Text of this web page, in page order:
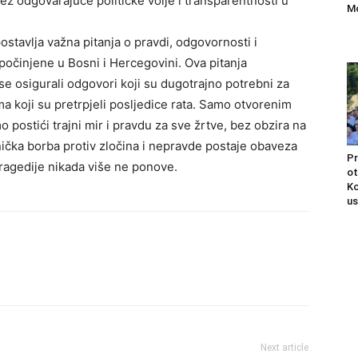
važna pitanja o pravdi, odgovornosti i
u Bosni i Hercegovini. Ova pitanja
osigurali odgovori koji su dugotrajno potrebni za
koji su pretrpjeli posljedice rata. Samo otvorenim
postići trajni mir i pravdu za sve žrtve, bez obzira na
borba protiv zločina i nepravde postaje obaveza
nikada više ne ponove.
Next article